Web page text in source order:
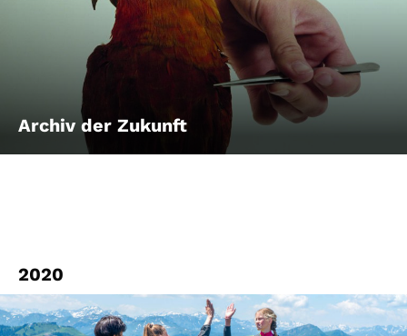
Archiv der Zukunft
2020